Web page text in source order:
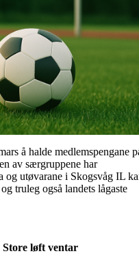
å halde medlemspengane
av særgruppene har
og utøvarane i Skogsvåg IL
truleg også landets lågaste
løft ventar